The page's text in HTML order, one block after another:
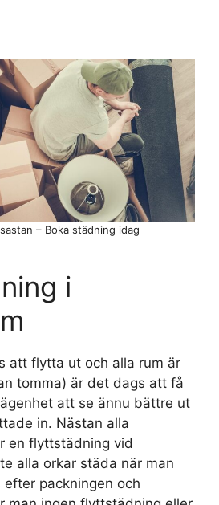
i
att flytta ut och alla rum är
tomma) är det dags att få
att se ännu bättre ut
in. Nästan alla
en flyttstädning vid
alla orkar städa när man
packningen och
– Boka städning idag